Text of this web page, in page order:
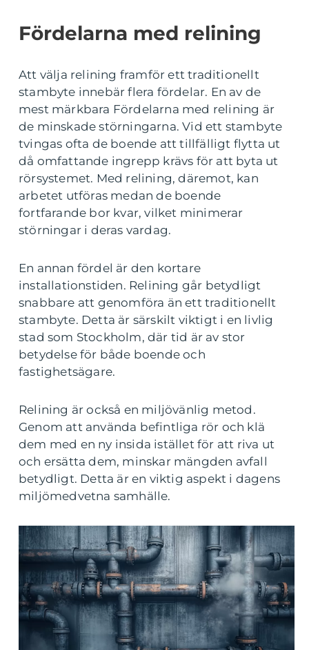
Fördelarna med relining
Att välja relining framför ett traditionellt
stambyte innebär flera fördelar. En av de
mest märkbara Fördelarna med relining är
de minskade störningarna. Vid ett stambyte
tvingas ofta de boende att tillfälligt flytta ut
då omfattande ingrepp krävs för att byta ut
rörsystemet. Med relining, däremot, kan
arbetet utföras medan de boende
fortfarande bor kvar, vilket minimerar
störningar i deras vardag.
En annan fördel är den kortare
installationstiden. Relining går betydligt
snabbare att genomföra än ett traditionellt
stambyte. Detta är särskilt viktigt i en livlig
stad som Stockholm, där tid är av stor
betydelse för både boende och
fastighetsägare.
Relining är också en miljövänlig metod.
Genom att använda befintliga rör och klä
dem med en ny insida istället för att riva ut
och ersätta dem, minskar mängden avfall
betydligt. Detta är en viktig aspekt i dagens
miljömedvetna samhälle.